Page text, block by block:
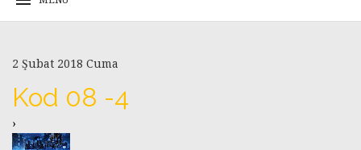
2 Şubat 2018 Cuma
Kod 08 -4
›